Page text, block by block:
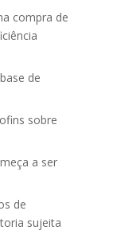
compra de
de
sobre
a ser
de
sujeita